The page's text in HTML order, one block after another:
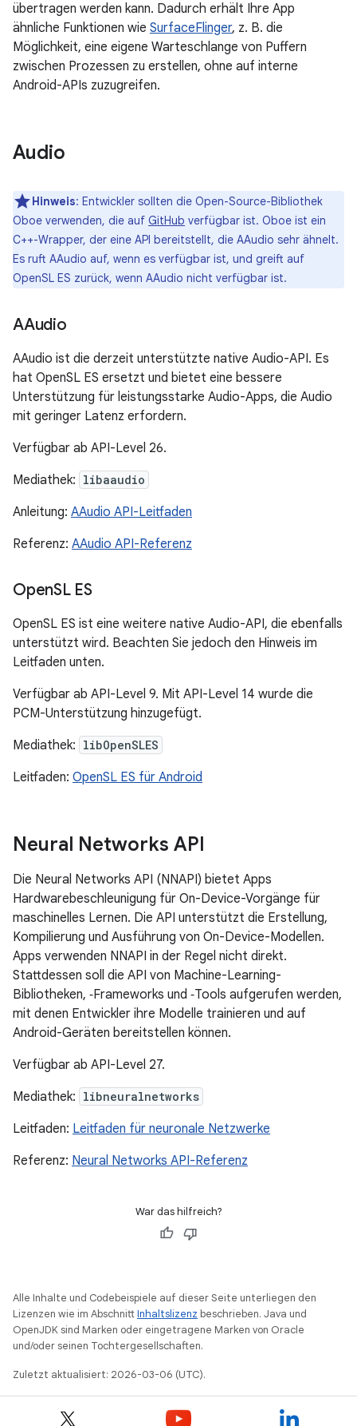
übertragen werden kann. Dadurch erhält Ihre App
ähnliche Funktionen wie SurfaceFlinger, z. B. die
Möglichkeit, eine eigene Warteschlange von Puffern
zwischen Prozessen zu erstellen, ohne auf interne
Android-APIs zuzugreifen.
Audio
Hinweis: Entwickler sollten die Open-Source-Bibliothek
Oboe verwenden, die auf GitHub verfügbar ist. Oboe ist ein
C++-Wrapper, der eine API bereitstellt, die AAudio sehr ähnelt.
Es ruft AAudio auf, wenn es verfügbar ist, und greift auf
OpenSL ES zurück, wenn AAudio nicht verfügbar ist.
AAudio
AAudio ist die derzeit unterstützte native Audio-API. Es
hat OpenSL ES ersetzt und bietet eine bessere
Unterstützung für leistungsstarke Audio-Apps, die Audio
mit geringer Latenz erfordern.
Verfügbar ab API-Level 26.
Mediathek: libaaudio
Anleitung: AAudio API-Leitfaden
Referenz: AAudio API-Referenz
OpenSL ES
OpenSL ES ist eine weitere native Audio-API, die ebenfalls
unterstützt wird. Beachten Sie jedoch den Hinweis im
Leitfaden unten.
Verfügbar ab API-Level 9. Mit API-Level 14 wurde die
PCM-Unterstützung hinzugefügt.
Mediathek: libOpenSLES
Leitfaden: OpenSL ES für Android
Neural Networks API
Die Neural Networks API (NNAPI) bietet Apps
Hardwarebeschleunigung für On-Device-Vorgänge für
maschinelles Lernen. Die API unterstützt die Erstellung,
Kompilierung und Ausführung von On-Device-Modellen.
Apps verwenden NNAPI in der Regel nicht direkt.
Stattdessen soll die API von Machine-Learning-
Bibliotheken, ‑Frameworks und ‑Tools aufgerufen werden,
mit denen Entwickler ihre Modelle trainieren und auf
Android-Geräten bereitstellen können.
Verfügbar ab API-Level 27.
Mediathek: libneuralnetworks
Leitfaden: Leitfaden für neuronale Netzwerke
Referenz: Neural Networks API-Referenz
War das hilfreich?
Alle Inhalte und Codebeispiele auf dieser Seite unterliegen den
Lizenzen wie im AbschnittInhaltslizenz beschrieben. Java und
OpenJDK sind Marken oder eingetragene Marken von Oracle
und/oder seinen Tochtergesellschaften.
Zuletzt aktualisiert: 2026-03-06 (UTC).